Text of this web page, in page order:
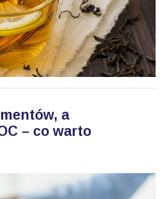
a
– co warto